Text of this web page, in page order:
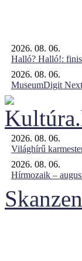
2026. 08. 06.
Halló? Halló!:
2026. 08. 06.
MuseumDigit
2026. 08. 06.
Világhírű
2026. 08. 06.
Hírmozaik –